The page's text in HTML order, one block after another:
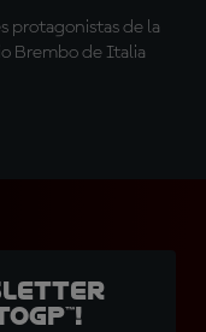
protagonistas de la
Brembo de Italia